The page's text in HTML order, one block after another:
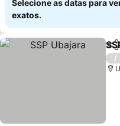
Selecione as datas para
exatos.
/